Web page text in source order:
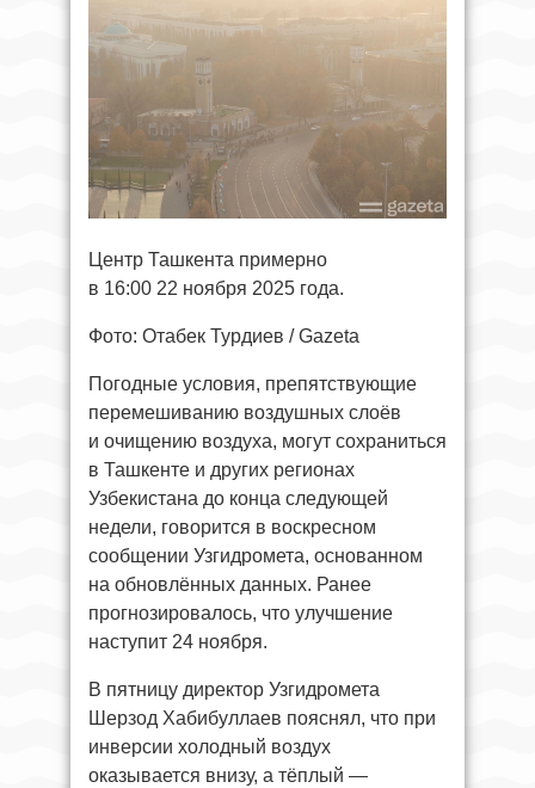
Центр Ташкента примерно
в 16:00 22 ноября 2025 года.
Фото: Отабек Турдиев / Gazeta
Погодные условия, препятствующие
перемешиванию воздушных слоёв
и очищению воздуха, могут сохраниться
в Ташкенте и других регионах
Узбекистана до конца следующей
недели, говорится в воскресном
сообщении Узгидромета, основанном
на обновлённых данных. Ранее
прогнозировалось, что улучшение
наступит 24 ноября.
В пятницу директор Узгидромета
Шерзод Хабибуллаев пояснял, что при
инверсии холодный воздух
оказывается внизу, а тёплый —